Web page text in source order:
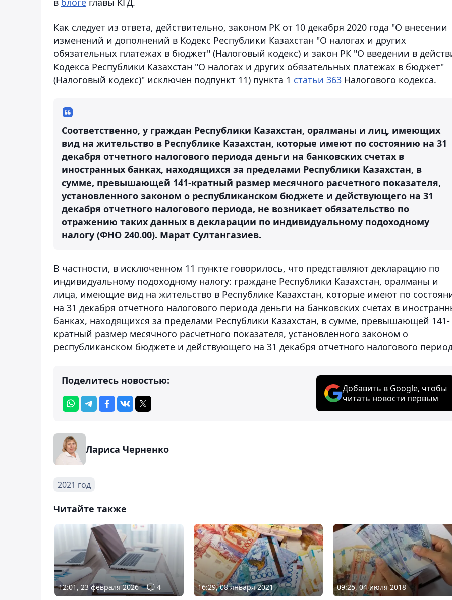
Как следует из ответа, действительно, законом РК от 10 декабря 2020 года "О внесении
изменений и дополнений в Кодекс Республики Казахстан "О налогах и других
обязательных платежах в бюджет" (Налоговый кодекс) и закон РК "О введении в
Кодекса Республики Казахстан "О налогах и других обязательных платежах в бюджет"
(Налоговый кодекс)" исключен подпункт 11) пункта 1 статьи 363 Налогового кодекса.
Соответственно, у граждан Республики Казахстан, оралманы и лиц, имеющих
вид на жительство в Республике Казахстан, которые имеют по состоянию на 31
декабря отчетного налогового периода деньги на банковских счетах в
иностранных банках, находящихся за пределами Республики Казахстан, в
сумме, превышающей 141-кратный размер месячного расчетного показателя,
установленного законом о республиканском бюджете и действующего на 31
декабря отчетного налогового периода, не возникает обязательство по
отражению таких данных в декларации по индивидуальному подоходному
налогу (ФНО 240.00). Марат Султангазиев.
В частности, в исключенном 11 пункте говорилось, что представляют декларацию по
индивидуальному подоходному налогу: граждане Республики Казахстан, оралманы и
лица, имеющие вид на жительство в Республике Казахстан, которые имеют по
на 31 декабря отчетного налогового периода деньги на банковских счетах в
банках, находящихся за пределами Республики Казахстан, в сумме, превышающей 141-
кратный размер месячного расчетного показателя, установленного законом о
республиканском бюджете и действующего на 31 декабря отчетного налогового
Поделитесь новостью:
Добавить в Google, чтобы
читать новости первым
Лариса Черненко
2021 год
Читайте также
12:01, 23 февраля 2026 4 16:29, 08 января 2021 09:25, 04 июля 2018